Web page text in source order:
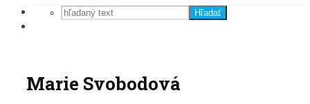
Hľadať
Marie Svobodová